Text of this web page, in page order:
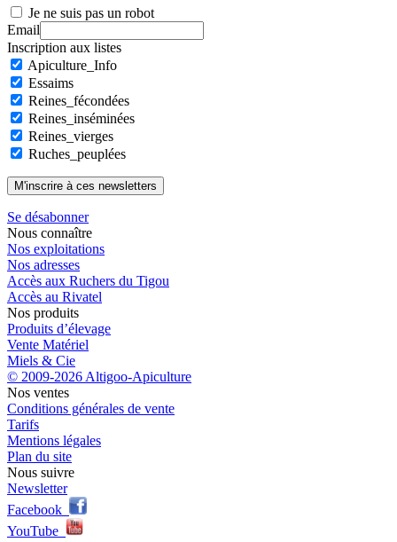
Je ne suis pas un robot
Email
Inscription aux listes
Apiculture_Info
Essaims
Reines_fécondées
Reines_inséminées
Reines_vierges
Ruches_peuplées
Se désabonner
Nous connaître
Nos exploitations
Nos adresses
Accès aux Ruchers du Tigou
Accès au Rivatel
Nos produits
Produits d’élevage
Vente Matériel
Miels & Cie
© 2009-2026 Altigoo-Apiculture
Nos ventes
Conditions générales de vente
Tarifs
Mentions légales
Plan du site
Nous suivre
Newsletter
Facebook
YouTube